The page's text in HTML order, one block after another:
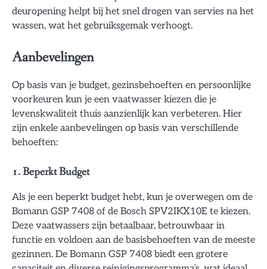
deuropening helpt bij het snel drogen van servies na het
wassen, wat het gebruiksgemak verhoogt.
Aanbevelingen
Op basis van je budget, gezinsbehoeften en persoonlijke
voorkeuren kun je een vaatwasser kiezen die je
levenskwaliteit thuis aanzienlijk kan verbeteren. Hier
zijn enkele aanbevelingen op basis van verschillende
behoeften:
1. Beperkt Budget
Als je een beperkt budget hebt, kun je overwegen om de
Bomann GSP 7408 of de Bosch SPV2IKX10E te kiezen.
Deze vaatwassers zijn betaalbaar, betrouwbaar in
functie en voldoen aan de basisbehoeften van de meeste
gezinnen. De Bomann GSP 7408 biedt een grotere